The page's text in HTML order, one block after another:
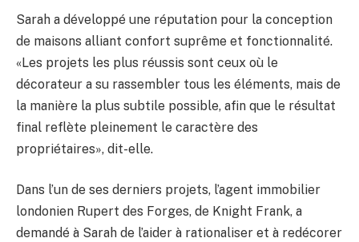
Sarah a développé une réputation pour la conception
de maisons alliant confort suprême et fonctionnalité.
«Les projets les plus réussis sont ceux où le
décorateur a su rassembler tous les éléments, mais de
la manière la plus subtile possible, afin que le résultat
final reflète pleinement le caractère des
propriétaires», dit-elle.
Dans l’un de ses derniers projets, l’agent immobilier
londonien Rupert des Forges, de Knight Frank, a
demandé à Sarah de l’aider à rationaliser et à redécorer